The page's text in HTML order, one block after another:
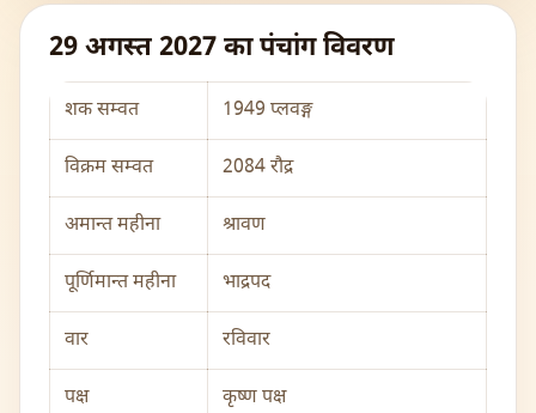
29 अगस्त 2027 का पंचांग विवरण
शक सम्वत 1949 प्लवङ्ग
विक्रम सम्वत 2084 रौद्र
अमान्त महीना श्रावण
पूर्णिमान्त महीना भाद्रपद
वार रविवार
पक्ष कृष्ण पक्ष